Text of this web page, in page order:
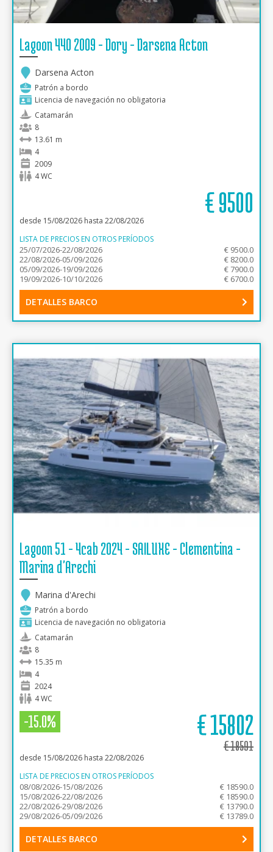
Lagoon 440 2009 - Dory - Darsena Acton
Darsena Acton
Patrón a bordo
Licencia de navegación no obligatoria
Catamarán
8
13.61 m
4
2009
4 WC
€9500
desde 15/08/2026 hasta 22/08/2026
LISTA DE PRECIOS EN OTROS PERÍODOS
25/07/2026-22/08/2026
€ 9500.0
22/08/2026-05/09/2026
€ 8200.0
05/09/2026-19/09/2026
€ 7900.0
19/09/2026-10/10/2026
€ 6700.0
DETALLES BARCO
Lagoon 51 - 4cab 2024 - SAILUXE - Clementina -
Marina d'Arechi
Marina d'Arechi
Patrón a bordo
Licencia de navegación no obligatoria
Catamarán
8
15.35 m
4
2024
4 WC
-15.0% €15802
€18591
desde 15/08/2026 hasta 22/08/2026
LISTA DE PRECIOS EN OTROS PERÍODOS
08/08/2026-15/08/2026
€ 18590.0
15/08/2026-22/08/2026
€ 18590.0
22/08/2026-29/08/2026
€ 13790.0
29/08/2026-05/09/2026
€ 13789.0
DETALLES BARCO